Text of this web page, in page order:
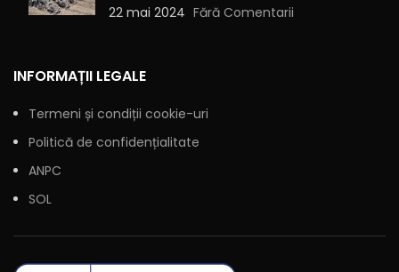
22 mai 2024 Fără Comentarii
INFORMAȚII LEGALE
Termeni și condiții cookie-uri
Politică de confidențialitate
ANPC
SOL